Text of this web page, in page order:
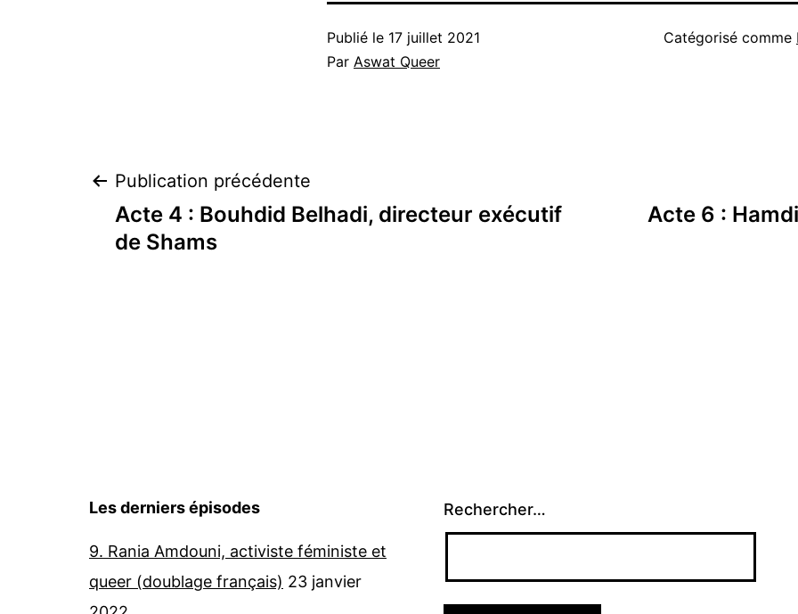
Publié le 17 juillet 2021
Par Aswat Queer
Catégorisé comme
Navigation
de
Publication précédente
Acte 4 : Bouhdid Belhadi, directeur exécutif
de Shams
Acte 6 :
Les derniers épisodes
9. Rania Amdouni, activiste féministe et
queer (doublage français) 23 janvier
Rechercher…